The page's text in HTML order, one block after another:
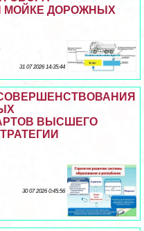
МОЙКЕ ДОРОЖНЫХ
31 07 2026 14:35:44
ВЫСШЕГО
30 07 2026 0:45:56